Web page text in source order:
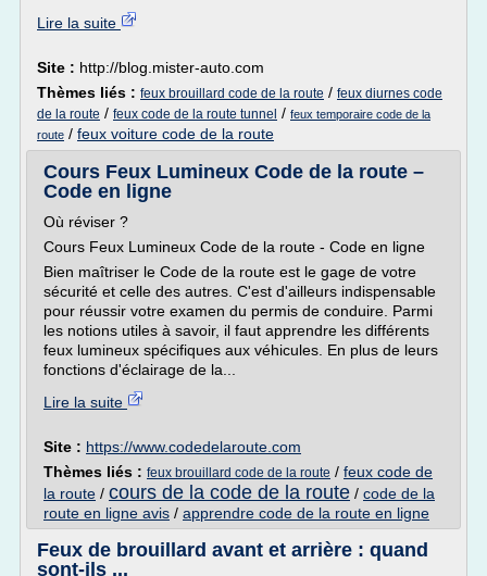
Lire la suite
Site : http://blog.mister-auto.com
Thèmes liés : feux brouillard code de la route / feux diurnes code
de la route / feux code de la route tunnel / feux temporaire code de la
route / feux voiture code de la route
Cours Feux Lumineux Code de la route –
Code en ligne
Où réviser ?
Cours Feux Lumineux Code de la route - Code en ligne
Bien maîtriser le Code de la route est le gage de votre
sécurité et celle des autres. C'est d'ailleurs indispensable
pour réussir votre examen du permis de conduire. Parmi
les notions utiles à savoir, il faut apprendre les différents
feux lumineux spécifiques aux véhicules. En plus de leurs
fonctions d'éclairage de la...
Lire la suite
Site : https://www.codedelaroute.com
Thèmes liés : feux brouillard code de la route / feux code de
la route / cours de la code de la route / code de la
route en ligne avis / apprendre code de la route en ligne
Feux de brouillard avant et arrière : quand
sont-ils ...